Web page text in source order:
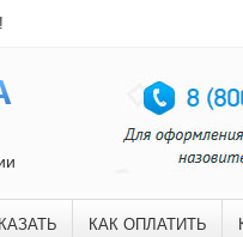
КАК ОПЛАТИТЬ